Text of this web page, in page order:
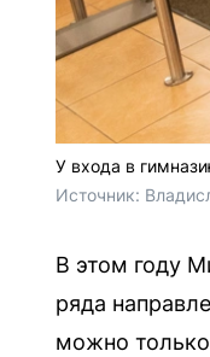
У входа в
Источник:
В этом году
ряда
можно